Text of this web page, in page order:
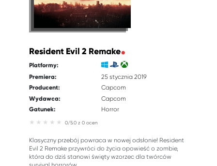
Resident Evil 2 Remake
Platformy:
Premiera:
25 stycznia 2019
Producent: Capcom
Wydawca: Capcom
Gatunek: Horror
0/5.0 z 0 ocen
Klasyczny przebój powraca w nowej odsłonie! Resident
Evil 2 Remake przywróci do życia opowieść o zombie,
która do dziś stanowi święty wzorzec dla twórców